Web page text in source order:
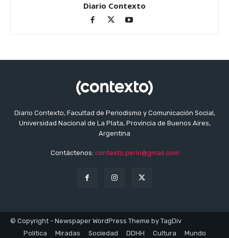
Diario Contexto
Diario Contexto, Facultad de Periodismo y Comunicación Social,
Universidad Nacional de La Plata, Provincia de Buenos Aires,
Argentina
Contáctenos: contexto.perio@gmail.com
© Copyright - Newspaper WordPress Theme by TagDiv
Politica
Miradas Sociedad DDHH Cultura Mundo